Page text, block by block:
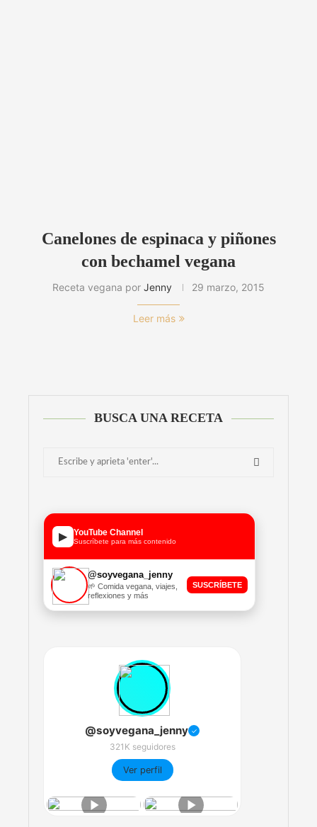
Canelones de espinaca y piñones
con bechamel vegana
Receta vegana por Jenny 29 marzo, 2015
Leer más
BUSCA UNA RECETA
▶ YouTube Channel
Suscríbete para más contenido
@soyvegana_jenny
🌱 Comida vegana, viajes,
reflexiones y más
SUSCRÍBETE
@soyvegana_jenny ✓
321K seguidores
Ver perfil